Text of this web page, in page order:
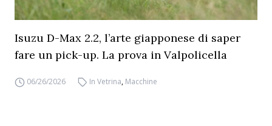
Isuzu D-Max 2.2, l’arte giapponese di saper
fare un pick-up. La prova in Valpolicella
06/26/2026 In Vetrina, Macchine